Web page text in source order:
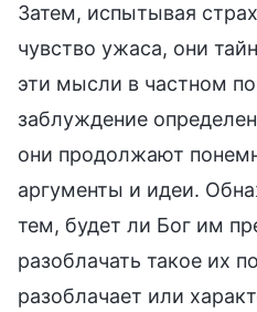
Затем, испытывая
чувство ужаса, они
эти мысли в частном
заблуждение
они продолжают
аргументы и идеи.
тем, будет ли Бог им
разоблачать такое их
разоблачает или